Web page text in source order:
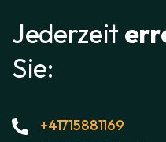
Jederzeit
Sie:
+41715881169